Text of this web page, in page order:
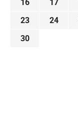
16
17
23
24
30